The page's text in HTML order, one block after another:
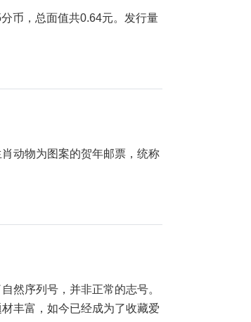
币，总面值共0.64元。发行量
动物为图案的贺年邮票，统称
序列号，并非正常的志号。
丰富，如今已经成为了收藏爱